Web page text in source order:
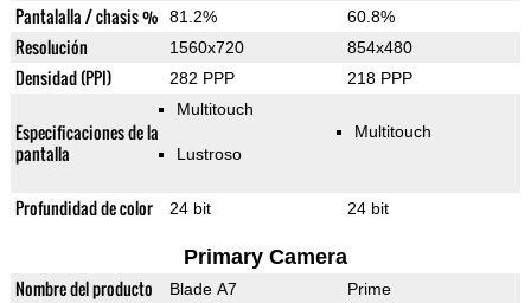
Pantalalla / chasis % 81.2% 60.8%
Resolución 1560x720 854x480
Densidad (PPI) 282 PPP 218 PPP
Especificaciones de la
pantalla
Multitouch
Lustroso
Multitouch
Profundidad de color 24 bit 24 bit
Primary Camera
Nombre del producto Blade A7 Prime